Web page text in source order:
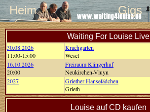
Heim Gigs
Waiting For Louise Live
30.08.2026
11:00-15:00
Krachgarten
Wesel
16.10.2026
20:00
Freiraum Klingerhuf
Neukirchen-Vluyn
2027
Griether Hanselädchen
Grieth
Louise auf CD kaufen